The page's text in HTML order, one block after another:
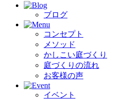
ブログ
コンセプト
メソッド
かしこい庭づくり
庭づくりの流れ
お客様の声
イベント